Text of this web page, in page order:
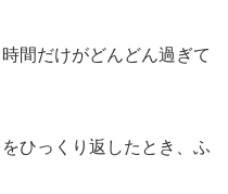
間だけがどんどん過ぎて
ひっくり返したとき、ふ